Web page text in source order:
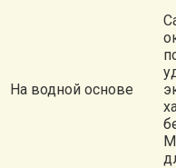
На водной основе